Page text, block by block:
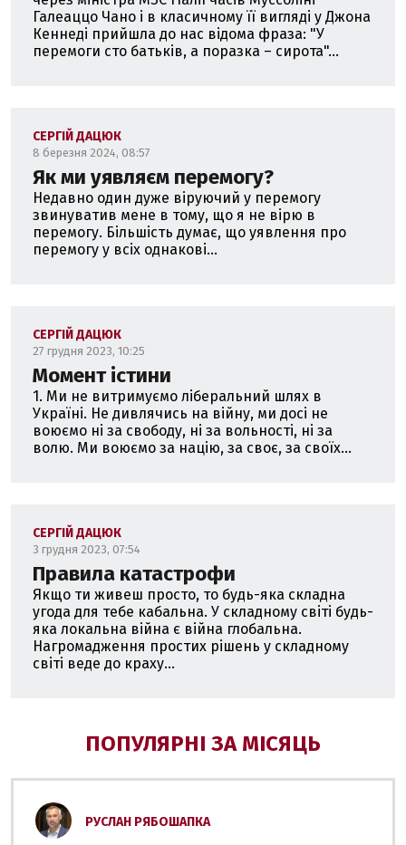
Галеаццо Чано і в класичному її вигляді у Джона
Кеннеді прийшла до нас відома фраза: "У
перемоги сто батьків, а поразка – сирота"...
СЕРГІЙ ДАЦЮК
8 березня 2024, 08:57
Як ми уявляєм перемогу?
Недавно один дуже віруючий у перемогу
звинуватив мене в тому, що я не вірю в
перемогу. Більшість думає, що уявлення про
перемогу у всіх однакові...
СЕРГІЙ ДАЦЮК
27 грудня 2023, 10:25
Момент істини
1. Ми не витримуємо ліберальний шлях в
Україні. Не дивлячись на війну, ми досі не
воюємо ні за свободу, ні за вольності, ні за
волю. Ми воюємо за націю, за своє, за своїх...
СЕРГІЙ ДАЦЮК
3 грудня 2023, 07:54
Правила катастрофи
Якщо ти живеш просто, то будь-яка складна
угода для тебе кабальна. У складному світі будь-
яка локальна війна є війна глобальна.
Нагромадження простих рішень у складному
світі веде до краху...
ПОПУЛЯРНІ ЗА МІСЯЦЬ
РУСЛАН РЯБОШАПКА